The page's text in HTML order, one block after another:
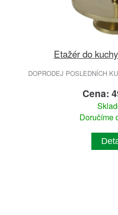
Etažér do
DOPRODEJ POSLEDNÍCH
Cena:
Doručíme